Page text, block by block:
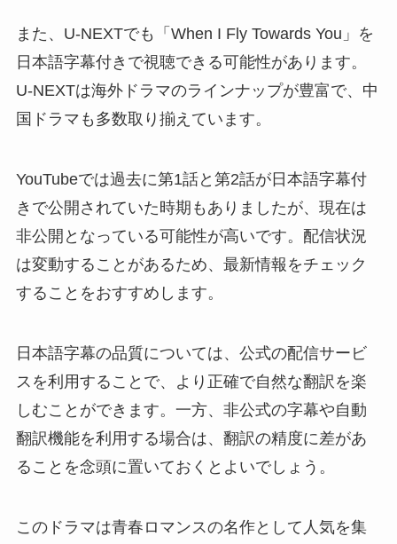
また、U-NEXTでも「When I Fly Towards You」を
日本語字幕付きで視聴できる可能性があります。
U-NEXTは海外ドラマのラインナップが豊富で、中
国ドラマも多数取り揃えています。
YouTubeでは過去に第1話と第2話が日本語字幕付
きで公開されていた時期もありましたが、現在は
非公開となっている可能性が高いです。配信状況
は変動することがあるため、最新情報をチェック
することをおすすめします。
日本語字幕の品質については、公式の配信サービ
スを利用することで、より正確で自然な翻訳を楽
しむことができます。一方、非公式の字幕や自動
翻訳機能を利用する場合は、翻訳の精度に差があ
ることを念頭に置いておくとよいでしょう。
このドラマは青春ロマンスの名作として人気を集